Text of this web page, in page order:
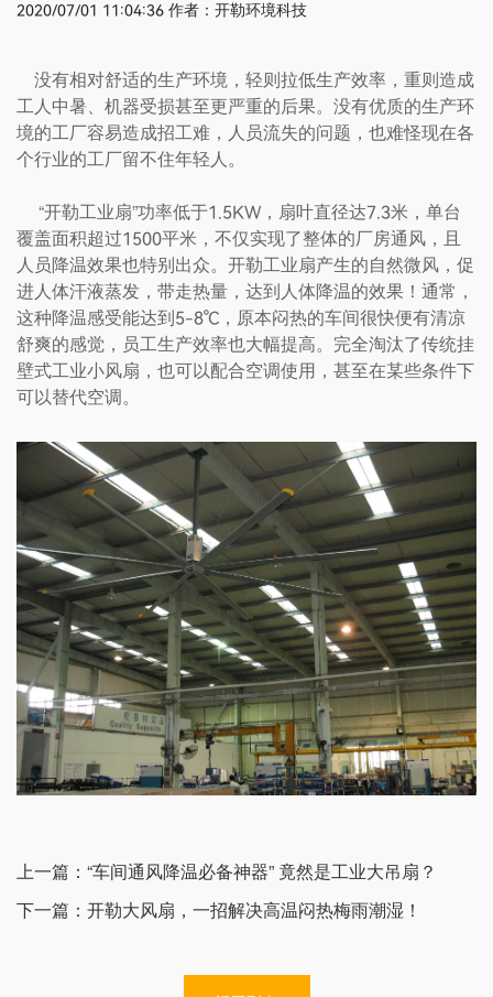
2020/07/01 11:04:36 作者：开勒环境科技
没有相对舒适的生产环境，轻则拉低生产效率，重则造成
工人中暑、机器受损甚至更严重的后果。没有优质的生产环
境的工厂容易造成招工难，人员流失的问题，也难怪现在各
个行业的工厂留不住年轻人。
“开勒工业扇”功率低于1.5KW，扇叶直径达7.3米，单台
覆盖面积超过1500平米，不仅实现了整体的厂房通风，且
人员降温效果也特别出众。开勒工业扇产生的自然微风，促
进人体汗液蒸发，带走热量，达到人体降温的效果！通常，
这种降温感受能达到5-8℃，原本闷热的车间很快便有清凉
舒爽的感觉，员工生产效率也大幅提高。完全淘汰了传统挂
壁式工业小风扇，也可以配合空调使用，甚至在某些条件下
可以替代空调。
上一篇：“车间通风降温必备神器” 竟然是工业大吊扇？
下一篇：开勒大风扇，一招解决高温闷热梅雨潮湿！
专业工程师为您免费设计风扇布局结
构图
联系方式
建筑面积 ㎡
建筑高度 m
房梁结构 请选择
上传现场环境照片